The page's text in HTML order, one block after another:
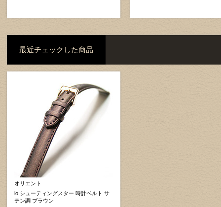
最近チェックした商品
オリエント
io シューティングスター 時計ベルト サ
テン調 ブラウン